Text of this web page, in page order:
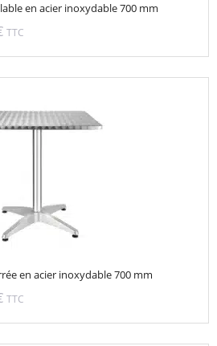
en acier inoxydable 700 mm
TTC
en acier inoxydable 700 mm
TTC